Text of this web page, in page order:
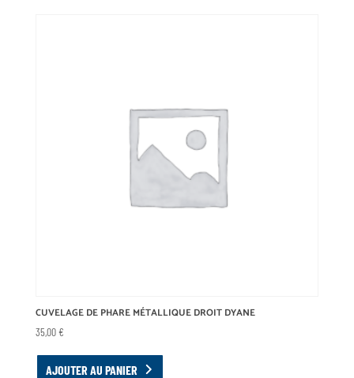
CUVELAGE DE PHARE MÉTALLIQUE DROIT DYANE
35,00€
AJOUTER AU PANIER